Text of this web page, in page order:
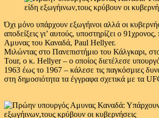
Όχι μόνο υπάρχουν εξωγήινοι αλλά οι
αποδείξεις γι’ αυτούς, υποστηρίζει ο
Αμυνας του Καναδά, Paul Hellyer.
Μιλώντας στο Πανεπιστήμιο του Κάλγκαρι,
Tour, ο κ. Hellyer – ο οποίος διετέλεσε
1963 έως το 1967 – κάλεσε τις παγκόσμιες
στη δημοσιότητα τα έγγραφα σχετικά με τα